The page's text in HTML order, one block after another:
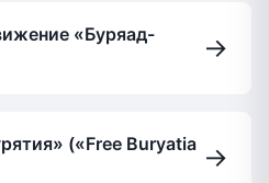
«Буряад-
→
(«Free Buryatia →